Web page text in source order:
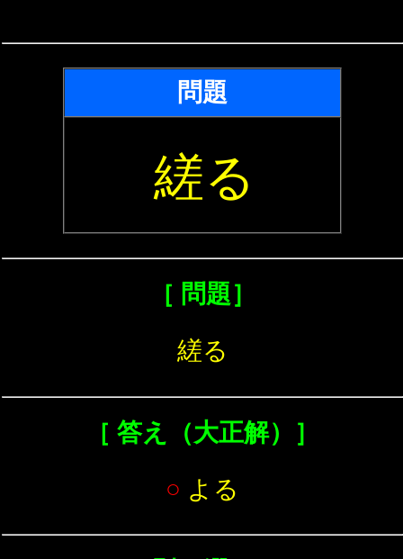
問題
縒る
［ 問題］
縒る
［ 答え（大正解）］
○ よる